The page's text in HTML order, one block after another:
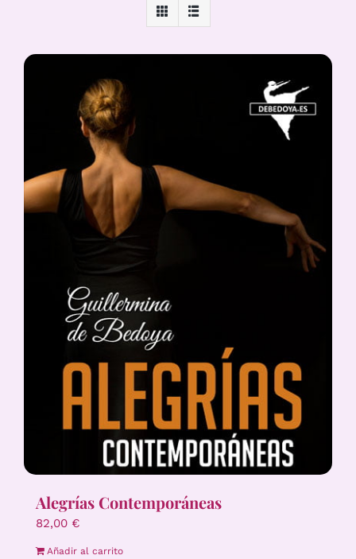
Alegrías Contemporáneas
82,00 €
Añadir al carrito